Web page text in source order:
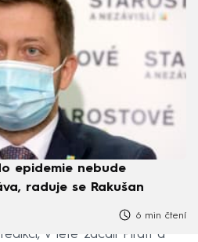
epidemie nebude
raduje se Rakušan
6 min čtení
v létě začali Piráti a